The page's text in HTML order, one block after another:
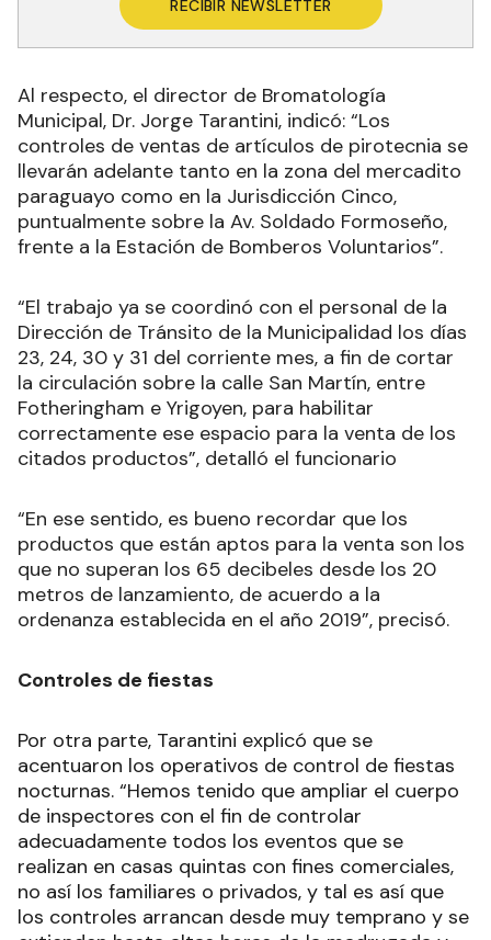
RECIBIR NEWSLETTER
Al respecto, el director de Bromatología
Municipal, Dr. Jorge Tarantini, indicó: “Los
controles de ventas de artículos de pirotecnia se
llevarán adelante tanto en la zona del mercadito
paraguayo como en la Jurisdicción Cinco,
puntualmente sobre la Av. Soldado Formoseño,
frente a la Estación de Bomberos Voluntarios”.
“El trabajo ya se coordinó con el personal de la
Dirección de Tránsito de la Municipalidad los días
23, 24, 30 y 31 del corriente mes, a fin de cortar
la circulación sobre la calle San Martín, entre
Fotheringham e Yrigoyen, para habilitar
correctamente ese espacio para la venta de los
citados productos”, detalló el funcionario
“En ese sentido, es bueno recordar que los
productos que están aptos para la venta son los
que no superan los 65 decibeles desde los 20
metros de lanzamiento, de acuerdo a la
ordenanza establecida en el año 2019”, precisó.
Controles de fiestas
Por otra parte, Tarantini explicó que se
acentuaron los operativos de control de fiestas
nocturnas. “Hemos tenido que ampliar el cuerpo
de inspectores con el fin de controlar
adecuadamente todos los eventos que se
realizan en casas quintas con fines comerciales,
no así los familiares o privados, y tal es así que
los controles arrancan desde muy temprano y se